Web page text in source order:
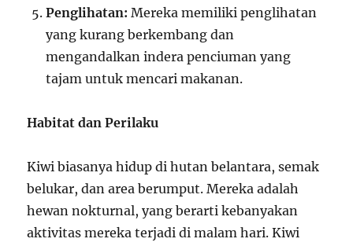
Penglihatan: Mereka memiliki penglihatan
yang kurang berkembang dan
mengandalkan indera penciuman yang
tajam untuk mencari makanan.
Habitat dan Perilaku
Kiwi biasanya hidup di hutan belantara, semak
belukar, dan area berumput. Mereka adalah
hewan nokturnal, yang berarti kebanyakan
aktivitas mereka terjadi di malam hari. Kiwi